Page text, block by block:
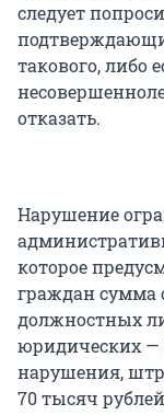
следует
такового, либо
отказать.
Нарушение
которое
граждан сумма
должностных
юридических —
нарушения,
70 тысяч